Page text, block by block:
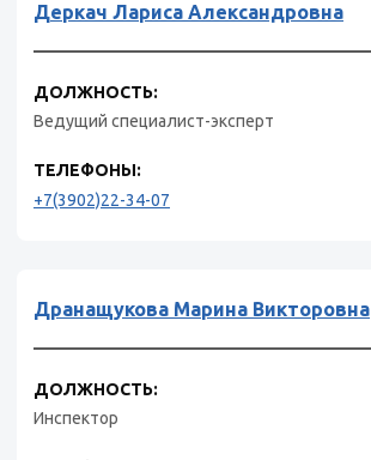
Деркач Лариса Александровна
ДОЛЖНОСТЬ:
Ведущий специалист-эксперт
ТЕЛЕФОНЫ:
+7(3902)22-34-07
Дранащукова Марина Викторовна
ДОЛЖНОСТЬ:
Инспектор